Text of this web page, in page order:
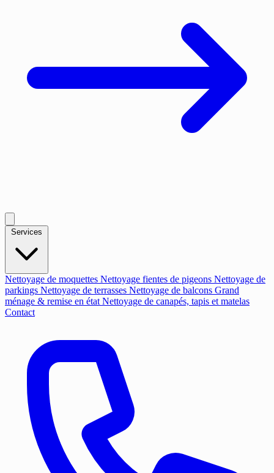
Nettoyage de moquettes Nettoyage fientes de pigeons Nettoyage de
parkings Nettoyage de terrasses Nettoyage de balcons Grand
ménage & remise en état Nettoyage de canapés, tapis et matelas
Contact